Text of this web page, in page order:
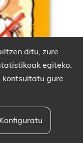
ditu, zure
egiteko.
kontsultatu gure
Konfiguratu